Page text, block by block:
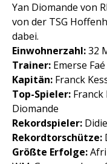
Yan Diomande von
von der TSG
dabei.
Einwohnerzahl:32
Trainer: Emerse Faé
Kapitän: Franck
Top-Spieler: Franck
Diomande
Rekordspieler:
Rekordtorschütze:
Größte Erfolge: